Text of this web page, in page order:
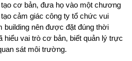
cơ bản, đưa họ vào một chương
cảm giác công ty tổ chức vui
building nên được đặt đúng thời
vai trò cơ bản, biết quản lý trực
sát môi trường.